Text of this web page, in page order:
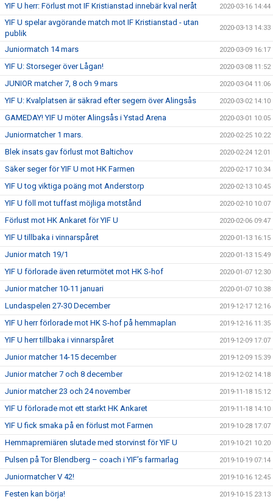
YIF U herr: Förlust mot IF Kristianstad innebär kval neråt 2020-03-16 14:44
YIF U spelar avgörande match mot IF Kristianstad - utan
publik
2020-03-13 14:33
Juniormatch 14 mars 2020-03-09 16:17
YIF U: Storseger över Lågan! 2020-03-08 11:52
JUNIOR matcher 7, 8 och 9 mars 2020-03-04 11:06
YIF U: Kvalplatsen är säkrad efter segern över Alingsås 2020-03-02 14:10
GAMEDAY! YIF U möter Alingsås i Ystad Arena 2020-03-01 10:05
Juniormatcher 1 mars. 2020-02-25 10:22
Blek insats gav förlust mot Baltichov 2020-02-24 12:01
Säker seger för YIF U mot HK Farmen 2020-02-17 10:34
YIF U tog viktiga poäng mot Anderstorp 2020-02-13 10:45
YIF U föll mot tuffast möjliga motstånd 2020-02-10 10:07
Förlust mot HK Ankaret för YIF U 2020-02-06 09:47
YIF U tillbaka i vinnarspåret 2020-01-13 16:15
Junior match 19/1 2020-01-13 15:49
YIF U förlorade även returmötet mot HK S-hof 2020-01-07 12:30
Junior matcher 10-11 januari 2020-01-07 10:38
Lundaspelen 27-30 December 2019-12-17 12:16
YIF U herr förlorade mot HK S-hof på hemmaplan 2019-12-16 11:35
YIF U herr tillbaka i vinnarspåret 2019-12-09 17:07
Junior matcher 14-15 december 2019-12-09 15:39
Junior matcher 7 och 8 december 2019-12-02 14:18
Junior matcher 23 och 24 november 2019-11-18 15:12
YIF U förlorade mot ett starkt HK Ankaret 2019-11-18 14:10
YIF U fick smaka på en förlust mot Farmen 2019-10-28 17:07
Hemmapremiären slutade med storvinst för YIF U 2019-10-21 10:20
Pulsen på Tor Blendberg – coach i YIF’s farmarlag 2019-10-19 07:14
Juniormatcher V 42! 2019-10-16 12:45
Festen kan börja! 2019-10-15 23:13